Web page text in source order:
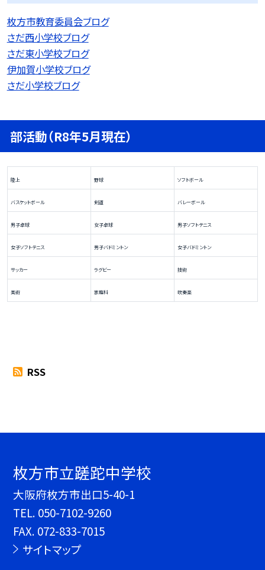
枚方市教育委員会ブログ
さだ西小学校ブログ
さだ東小学校ブログ
伊加賀小学校ブログ
さだ小学校ブログ
部活動（R8年5月現在）
陸上 野球 ソフトボール
バスケットボール 剣道 バレーボール
男子卓球 女子卓球 男子ソフトテニス
女子ソフトテニス 男子バドミントン 女子バドミントン
サッカー ラグビー 技術
美術 家庭科 吹奏楽
RSS
枚方市立蹉跎中学校
大阪府枚方市出口5-40-1
TEL. 050-7102-9260
FAX. 072-833-7015
サイトマップ